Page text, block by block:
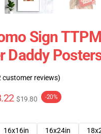
Sign
Daddy
customer reviews)
$19.80 -20%
16x16in 16x24in